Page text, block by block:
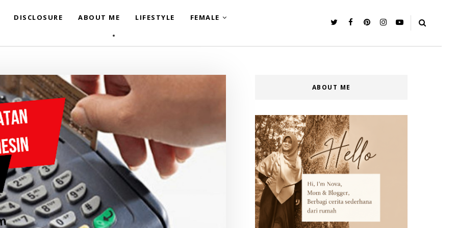
DISCLOSURE ABOUT ME LIFESTYLE FEMALE
ABOUT ME